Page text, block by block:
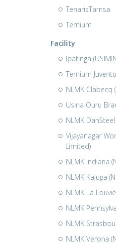
TenarisTamsa
Ternium
Facility
Ipatinga
Ternium
NLMK Clabecq
Usina Ouru
NLMK
Vijayanagar
Limited)
NLMK Indiana
NLMK Kaluga
NLMK La
NLMK
NLMK
NLMK Verona